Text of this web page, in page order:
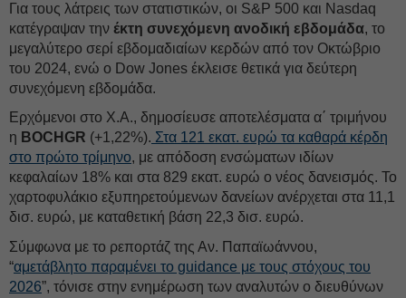
Για τους λάτρεις των στατιστικών, οι S&P 500 και Nasdaq
κατέγραψαν την έκτη συνεχόμενη ανοδική εβδομάδα, το
μεγαλύτερο σερί εβδομαδιαίων κερδών από τον Οκτώβριο
του 2024, ενώ ο Dow Jones έκλεισε θετικά για δεύτερη
συνεχόμενη εβδομάδα.
Ερχόμενοι στο Χ.Α., δημοσίευσε αποτελέσματα α΄ τριμήνου
η BOCHGR (+1,22%). Στα 121 εκατ. ευρώ τα καθαρά κέρδη
στο πρώτο τρίμηνο, με απόδοση ενσώματων ιδίων
κεφαλαίων 18% και στα 829 εκατ. ευρώ ο νέος δανεισμός. Το
χαρτοφυλάκιο εξυπηρετούμενων δανείων ανέρχεται στα 11,1
δισ. ευρώ, με καταθετική βάση 22,3 δισ. ευρώ.
Σύμφωνα με το ρεπορτάζ της Αν. Παπαϊωάννου,
“αμετάβλητο παραμένει το guidance με τους στόχους του
2026”, τόνισε στην ενημέρωση των αναλυτών ο διευθύνων